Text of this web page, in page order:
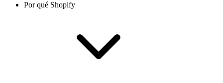
Por qué Shopify